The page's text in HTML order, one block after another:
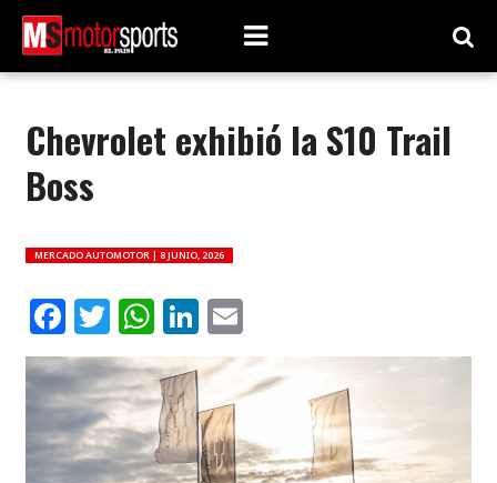
Chevrolet exhibió la S10 Trail
Boss
MERCADO AUTOMOTOR | 8 JUNIO, 2026
Facebook
Twitter
WhatsApp
LinkedIn
Email